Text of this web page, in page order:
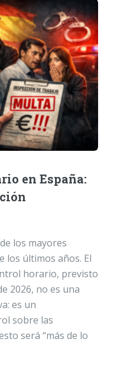
en España:
los mayores
los últimos años. El
horario, previsto
2026, no es una
es un
sobre las
será “más de lo